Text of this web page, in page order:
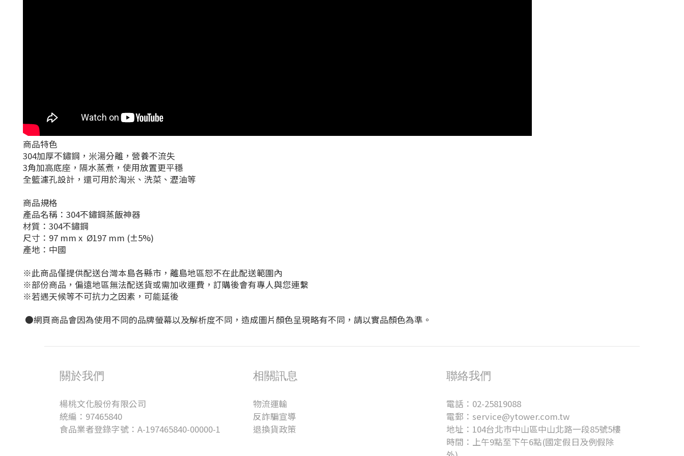
商品特色
304加厚不鏽鋼，米湯分離，營養不流失
3角加高底座，隔水蒸煮，使用放置更平穩
全籃濾孔設計，還可用於淘米、洗菜、瀝油等
商品規格
產品名稱：304不鏽鋼蒸飯神器
材質：304不鏽鋼
尺寸：97 mm x Ø197 mm (±5%)
產地：中國
※此商品僅提供配送台灣本島各縣市，離島地區恕不在此配送範圍內
※部份商品，偏遠地區無法配送貨或需加收運費，訂購後會有專人與您連繫
※若遇天候等不可抗力之因素，可能延後
●網頁商品會因為使用不同的品牌螢幕以及解析度不同，造成圖片顏色呈現略有不同，請以實品顏色為準。
關於我們
楊桃文化股份有限公司
統編：97465840
食品業者登錄字號：A-197465840-00000-1
相關訊息
物流運輸
反詐騙宣導
退換貨政策
聯絡我們
電話：02-25819088
電郵：service@ytower.com.tw
地址：104台北市中山區中山北路一段85號5樓
時間：上午9點至下午6點(國定假日及例假除